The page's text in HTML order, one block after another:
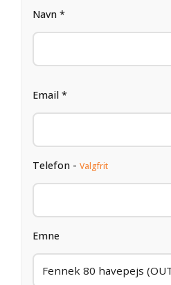
Navn *
Email *
Telefon - Valgfrit
Emne